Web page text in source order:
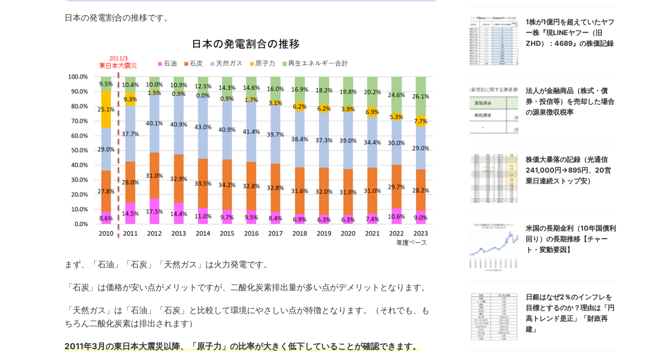
日本の発電割合の推移です。
まず、「石油」「石炭」「天然ガス」は火力発電です。
「石炭」は価格が安い点がメリットですが、二酸化炭素排出量が多い点がデメリットとなります。
「天然ガス」は「石油」「石炭」と比較して環境にやさしい点が特徴となります。（それでも、も
ちろん二酸化炭素は排出されます）
2011年3月の東日本大震災以降、「原子力」の比率が大きく低下していることが確認できます。
1株が1億円を超えていたヤフ
ー株『現LINEヤフー（旧
ZHD）：4689』の株価記録
法人が金融商品（株式・債
券・投信等）を売却した場合
の源泉徴収税率
株価大暴落の記録（光通信
241,000円→895円、20営
業日連続ストップ安）
米国の長期金利（10年国債利
回り）の長期推移【チャー
ト・変動要因】
日銀はなぜ2％のインフレを
目標とするのか？理由は「円
高トレンド是正」「財政再
建」